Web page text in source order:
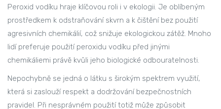
Peroxid vodíku hraje klíčovou roli i v ekologii. Je oblíbeným
prostředkem k odstraňování skvrn a k čištění bez použití
agresivních chemikálií, což snižuje ekologickou zátěž. Mnoho
lidí preferuje použití peroxidu vodíku před jinými
chemikáliemi právě kvůli jeho biologické odbouratelnosti.
Nepochybně se jedná o látku s širokým spektrem využití,
která si zaslouží respekt a dodržování bezpečnostních
pravidel. Při nesprávném použití totiž může způsobit